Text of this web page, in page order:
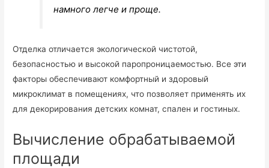
намного легче и проще.
Отделка отличается экологической чистотой,
безопасностью и высокой паропроницаемостью. Все эти
факторы обеспечивают комфортный и здоровый
микроклимат в помещениях, что позволяет применять их
для декорирования детских комнат, спален и гостиных.
Вычисление обрабатываемой
площади